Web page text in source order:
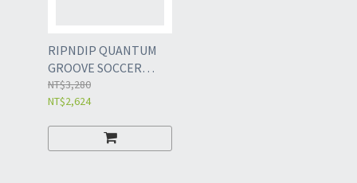
RIPNDIP QUANTUM
GROOVE SOCCER
JERSEY 中指貓 足球衣
NT$3,280
NT$2,624